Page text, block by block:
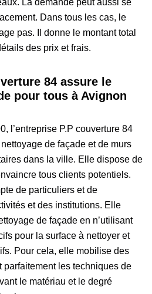
Dans tous les cas, le
pas. Il donne le montant total
des prix et frais.
84 assure le
pour tous à Avignon
l’entreprise P.P couverture 84
de façade et de murs
dans la ville. Elle dispose de
tous clients potentiels.
de particuliers et de
et des institutions. Elle
de façade en n’utilisant
pour la surface à nettoyer et
Pour cela, elle mobilise des
parfaitement les techniques de
le matériau et le degré